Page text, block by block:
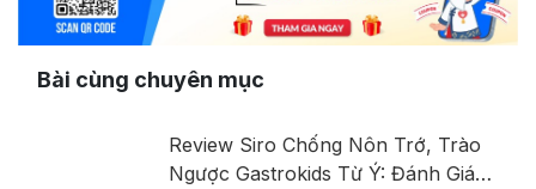
Bài cùng chuyên mục
Review Siro Chống Nôn Trớ, Trào
Ngược Gastrokids Từ Ý: Đánh Giá